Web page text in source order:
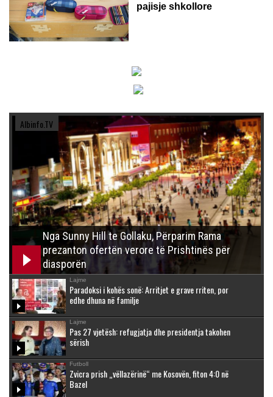
pajisje shkollore
Albinfo.TV
Nga Sunny Hill te Gollaku, Përparim Rama
prezanton ofertën verore të Prishtinës për
diasporën
Lajme
Paradoksi i kohës sonë: Arritjet e grave rriten, por
edhe dhuna në familje
Lajme
Pas 27 vjetësh: refugjatja dhe presidentja takohen
sërish
Futboll
Zvicra prish „vëllazërinë“ me Kosovën, fiton 4:0 në
Bazel